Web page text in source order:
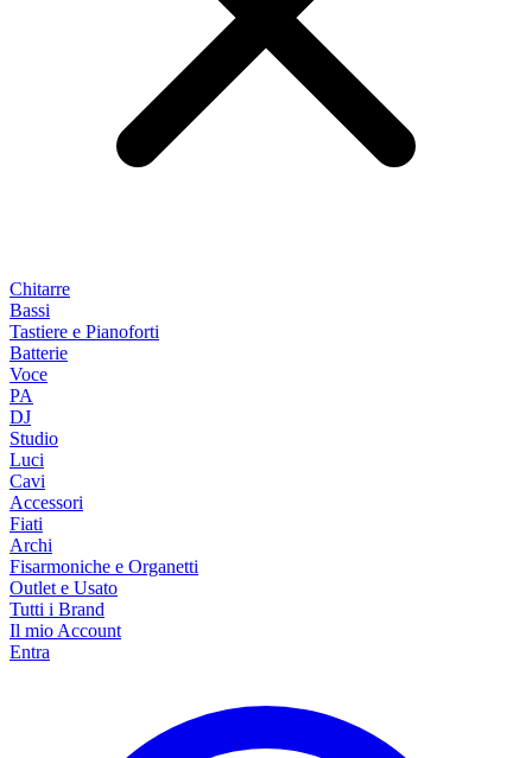
Chitarre
Bassi
Tastiere e Pianoforti
Batterie
Voce
PA
DJ
Studio
Luci
Cavi
Accessori
Fiati
Archi
Fisarmoniche e Organetti
Outlet e Usato
Tutti i Brand
Il mio Account
Entra